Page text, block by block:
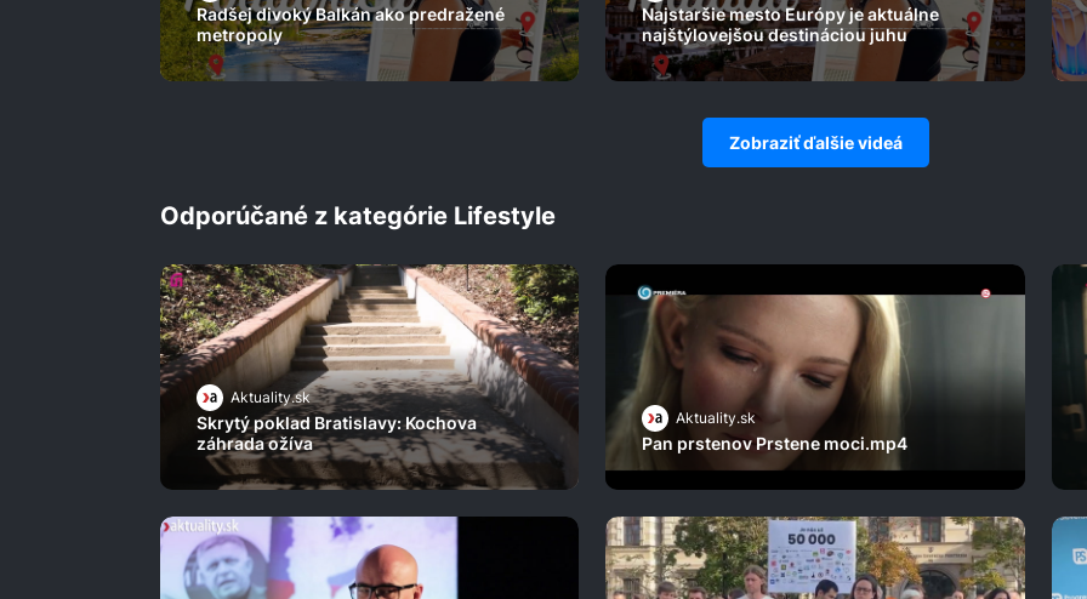
Radšej divoký Balkán ako predražené
metropoly
Najstaršie mesto Európy je aktuálne
najštýlovejšou destináciou juhu
Zobraziť ďalšie videá
Odporúčané z kategórie Lifestyle
Aktuality.sk
Skrytý poklad Bratislavy: Kochova
záhrada ožíva
Aktuality.sk
Pan prstenov Prstene moci.mp4